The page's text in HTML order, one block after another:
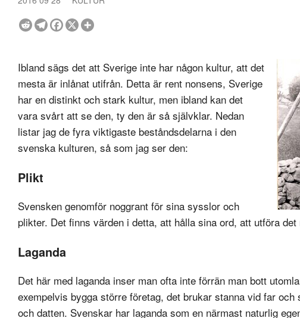
Ibland sägs det att Sverige inte har någon kultur, att det
mesta är inlånat utifrån. Detta är rent nonsens, Sverige
har en distinkt och stark kultur, men ibland kan det
vara svårt att se den, ty den är så självklar. Nedan
listar jag de fyra viktigaste beståndsdelarna i den
svenska kulturen, så som jag ser den:
Plikt
Svensken genomför noggrant för sina sysslor och
plikter. Det finns värden i detta, att hålla sina ord, att utföra
Laganda
Det här med laganda inser man ofta inte förrän man bott
exempelvis bygga större företag, det brukar stanna vid far
och datten. Svenskar har laganda som en närmast naturlig